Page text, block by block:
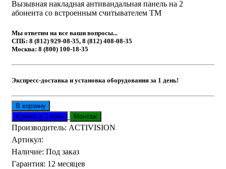
Вызывная накладная антивандальная панель на 2
абонента со встроенным считывателем TM
Мы ответим на все ваши вопросы...
СПБ: 8 (812) 929-08-35, 8 (812) 408-08-35
Москва: 8 (800) 100-18-35
Экспресс-доставка и установка оборудования за 1 день!
Производитель: ACTIVISION
Артикул:
Наличие: Под заказ
Гарантия: 12 месяцев